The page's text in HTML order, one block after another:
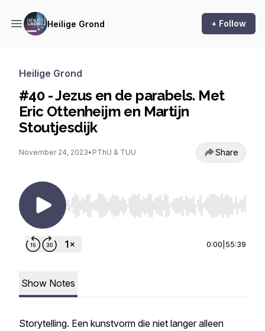
Heilige Grond + Follow
Heilige Grond
#40 - Jezus en de parabels. Met
Eric Ottenheijm en Martijn
Stoutjesdijk
November 24, 2023• PThU & TUU Share
Use Left/Right to seek, Home/End to jump to
0:00 55:39
Show Notes
Storytelling. Een kunstvorm die niet langer alleen